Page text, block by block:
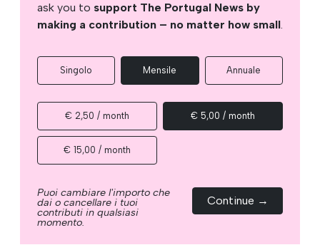
ask you to support The Portugal News by
making a contribution – no matter how small.
Singolo Mensile Annuale
€ 2,50 / month € 5,00 / month
€ 15,00 / month
Puoi cambiare l'importo che
dai o cancellare i tuoi
contributi in qualsiasi
momento.
Continue →